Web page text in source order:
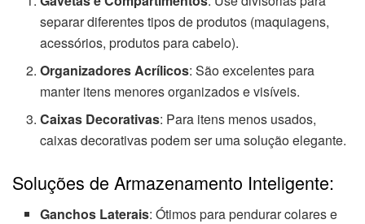
separar diferentes tipos de produtos (maquiagens,
acessórios, produtos para cabelo).
Organizadores Acrílicos: São excelentes para
manter itens menores organizados e visíveis.
Caixas Decorativas: Para itens menos usados,
caixas decorativas podem ser uma solução elegante.
Soluções de Armazenamento Inteligente:
Ganchos Laterais: Ótimos para pendurar colares e